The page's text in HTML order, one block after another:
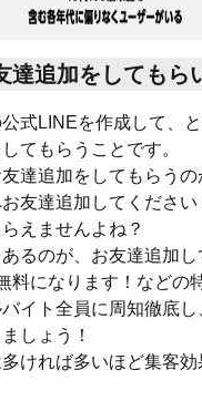
達追加をしてもら
式LINEを作成して、
てもらうことです。
達追加をしてもらうの
友達追加してくださ
えませんよね？
るのが、お友達追加し
料になります！などの
イト全員に周知徹底
しょう！
ければ多いほど集客効